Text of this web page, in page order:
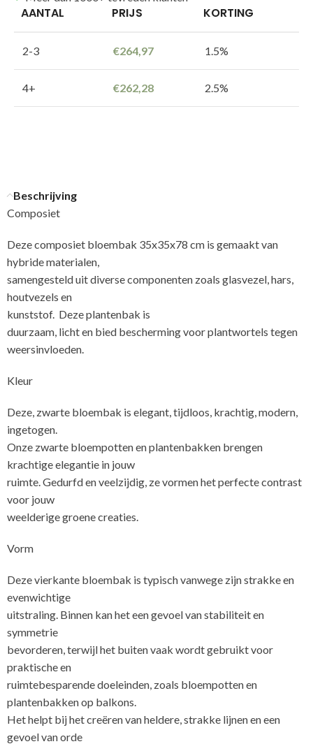
AANTAL PRIJS KORTING
2-3 €264,97 1.5%
4+ €262,28 2.5%
Beschrijving
Composiet
Deze composiet bloembak 35x35x78 cm is gemaakt van
hybride materialen,
samengesteld uit diverse componenten zoals glasvezel, hars,
houtvezels en
kunststof. Deze plantenbak is
duurzaam, licht en bied bescherming voor plantwortels tegen
weersinvloeden.
Kleur
Deze, zwarte bloembak is elegant, tijdloos, krachtig, modern,
ingetogen.
Onze zwarte bloempotten en plantenbakken brengen
krachtige elegantie in jouw
ruimte. Gedurfd en veelzijdig, ze vormen het perfecte contrast
voor jouw
weelderige groene creaties.
Vorm
Deze vierkante bloembak is typisch vanwege zijn strakke en
evenwichtige
uitstraling. Binnen kan het een gevoel van stabiliteit en
symmetrie
bevorderen, terwijl het buiten vaak wordt gebruikt voor
praktische en
ruimtebesparende doeleinden, zoals bloempotten en
plantenbakken op balkons.
Het helpt bij het creëren van heldere, strakke lijnen en een
gevoel van orde